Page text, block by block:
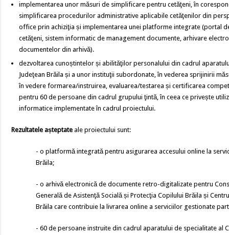
implementarea unor măsuri de simplificare pentru cetăţeni, în
simplificarea procedurilor administrative aplicabile cetăţenilor din
office prin achiziţia și implementarea unei platforme integrate (portal
cetăţeni, sistem informatic de management documente, arhivare
documentelor din arhivă).
dezvoltarea cunoștintelor și abilităţilor personalului din cadrul
Judeţean Brăila și a unor instituţii subordonate, în vederea sprijinirii
în vedere formarea/instruirea, evaluarea/testarea și certificarea
pentru 60 de persoane din cadrul grupului ţintă, în ceea ce privește
informatice implementate în cadrul proiectului.
Rezultatele așteptate ale proiectului sunt:
- o platformă integrată pentru asigurarea accesului online la
Brăila;
- o arhivă electronică de documente retro-digitalizate pentru
Generală de Asistenţă Socială și Protecţia Copilului Brăila și
Brăila care contribuie la livrarea online a serviciilor gestionate
- 60 de persoane instruite din cadrul aparatului de specialitate al